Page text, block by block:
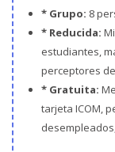
* Grupo: 8
* Reducida:
estudiantes,
perceptores
* Gratuita:
tarjeta ICOM,